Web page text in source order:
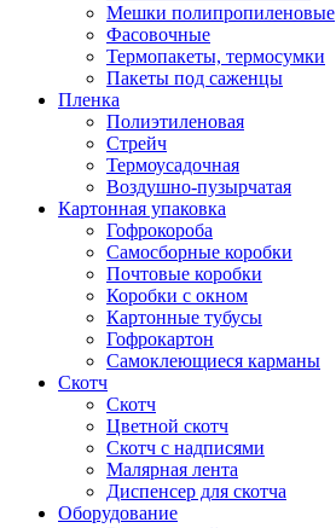
Мешки полипропиленовые
Фасовочные
Термопакеты, термосумки
Пакеты под саженцы
Пленка
Полиэтиленовая
Стрейч
Термоусадочная
Воздушно-пузырчатая
Картонная упаковка
Гофрокороба
Самосборные коробки
Почтовые коробки
Коробки с окном
Картонные тубусы
Гофрокартон
Самоклеющиеся карманы
Скотч
Скотч
Цветной скотч
Скотч с надписями
Малярная лента
Диспенсер для скотча
Оборудование